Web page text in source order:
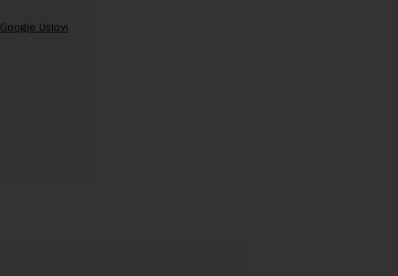
Google Uslovi